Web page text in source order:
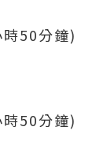
50分鐘)
50分鐘)